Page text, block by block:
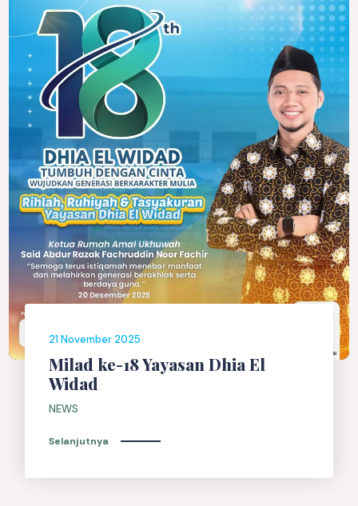
21 November 2025
Milad ke-18 Yayasan Dhia El
Widad
NEWS
Selanjutnya